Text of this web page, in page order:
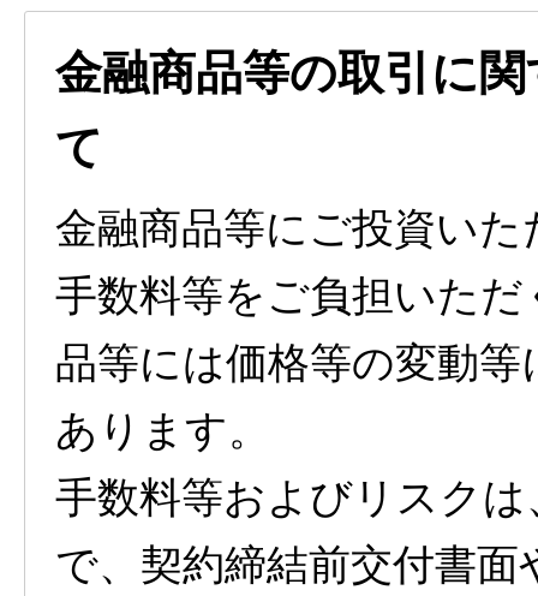
金融商品等の取引に
て
金融商品等にご投資い
手数料等をご負担いた
品等には価格等の変動
あります。
手数料等およびリスク
で、契約締結前交付書